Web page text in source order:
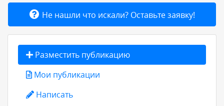
Товары и услуги
Добавить товар или услугу
Не нашли что искали? Оставьте заявку!
Разместить публикацию
Мои публикации
Написать